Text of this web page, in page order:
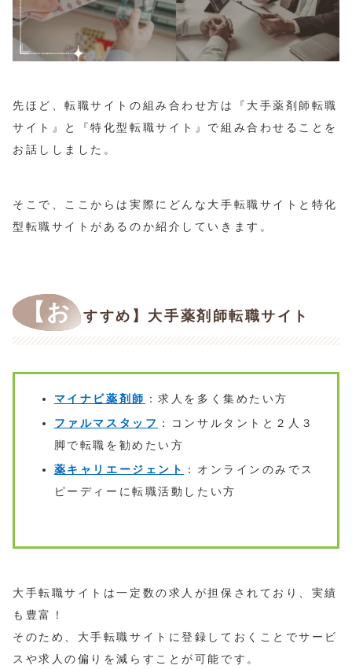
先ほど、転職サイトの組み合わせ方は『大手薬剤師転職
サイト』と『特化型転職サイト』で組み合わせることを
お話ししました。
そこで、ここからは実際にどんな大手転職サイトと特化
型転職サイトがあるのか紹介していきます。
【お すすめ】大手薬剤師転職サイト
マイナビ薬剤師 ：求人を多く集めたい方
ファルマスタッフ ：コンサルタントと２人３
脚で転職を勧めたい方
薬キャリエージェント
：オンラインのみでス
ピーディーに転職活動したい方
大手転職サイトは一定数の求人が担保されており、実績
も豊富！
そのため、大手転職サイトに登録しておくことでサービ
スや求人の偏りを減らすことが可能です。